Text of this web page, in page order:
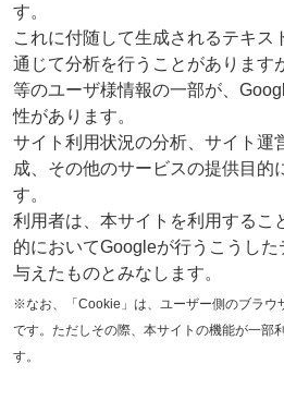
す。
これに付随して生成されるテキス
通じて分析を行うことがあります
等のユーザ様情報の一部が、
性があります。
サイト利用状況の分析、サイト運
成、その他のサービスの提供目的
す。
利用者は、本サイトを利用するこ
的においてGoogleが行うこうし
与えたものとみなします。
※なお、「Cookie」は、ユーザー側のブラウ
です。ただしその際、本サイトの機能が一部
す。